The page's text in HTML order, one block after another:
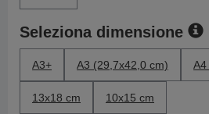
Seleziona dimensione
A3+ A3 (29,7x42,0 cm) A4
13x18 cm 10x15 cm